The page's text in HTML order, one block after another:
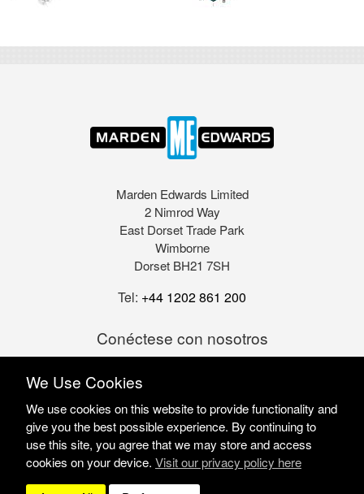
Marden Edwards Limited
2 Nimrod Way
East Dorset Trade Park
Wimborne
Dorset BH21 7SH
Tel: +44 1202 861 200
Conéctese con nosotros
Marden Edwards Ltd © 2026
Site Solutions:
We Use Cookies
We use cookies on this website to provide functionality and
give you the best possible experience. By continuing to
use this site, you agree that we may store and access
cookies on your device. Visit our privacy policy here